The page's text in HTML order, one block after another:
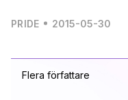
Flera författare
PRIDE 2015-05-30